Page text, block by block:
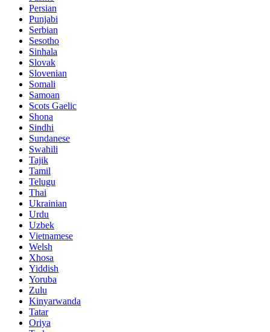
Persian
Punjabi
Serbian
Sesotho
Sinhala
Slovak
Slovenian
Somali
Samoan
Scots Gaelic
Shona
Sindhi
Sundanese
Swahili
Tajik
Tamil
Telugu
Thai
Ukrainian
Urdu
Uzbek
Vietnamese
Welsh
Xhosa
Yiddish
Yoruba
Zulu
Kinyarwanda
Tatar
Oriya